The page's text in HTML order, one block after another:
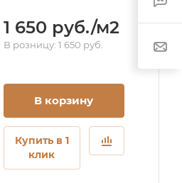
1 650 руб./м2
В розницу: 1 650 руб.
В корзину
Купить в 1
клик